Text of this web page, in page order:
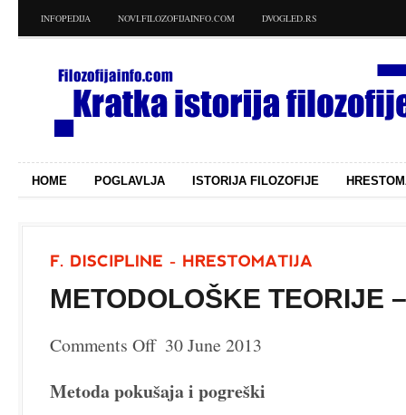
INFOPEDIJA NOVI.FILOZOFIJAINFO.COM DVOGLED.RS
HOME POGLAVLJA ISTORIJA FILOZOFIJE
METODOLOŠKE TEORIJE
Comments Offon
teorije
30 June 2013
Metoda pokušaja i pogreški